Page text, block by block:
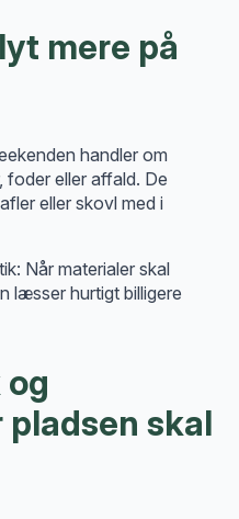
mere på
handler om
foder eller affald. De
eller skovl med i
Når materialer skal
læsser hurtigt billigere
skal